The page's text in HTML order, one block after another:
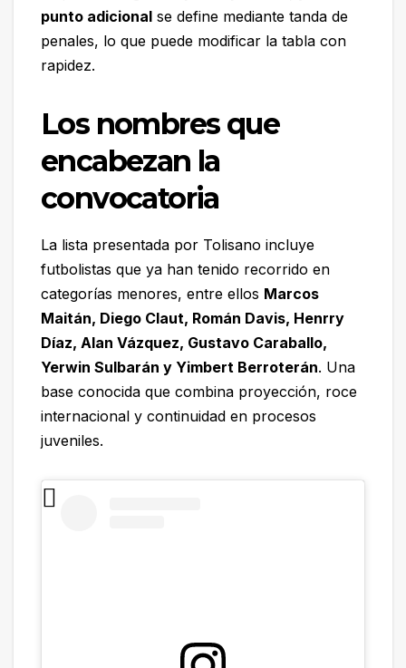
punto adicional se define mediante tanda de
penales, lo que puede modificar la tabla con
rapidez.
Los nombres que
encabezan la
convocatoria
La lista presentada por Tolisano incluye
futbolistas que ya han tenido recorrido en
categorías menores, entre ellos Marcos
Maitán, Diego Claut, Román Davis, Henrry
Díaz, Alan Vázquez, Gustavo Caraballo,
Yerwin Sulbarán y Yimbert Berroterán. Una
base conocida que combina proyección, roce
internacional y continuidad en procesos
juveniles.